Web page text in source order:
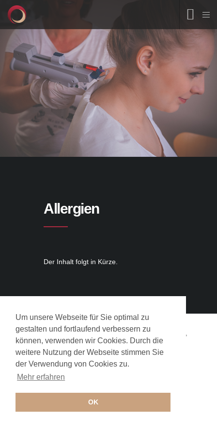
Um unsere Webseite für Sie optimal zu
gestalten und fortlaufend verbessern zu
können, verwenden wir Cookies. Durch die
weitere Nutzung der Webseite stimmen Sie
der Verwendung von Cookies zu.
Mehr erfahren
OK
Allergien
Der Inhalt folgt in Kürze.
•